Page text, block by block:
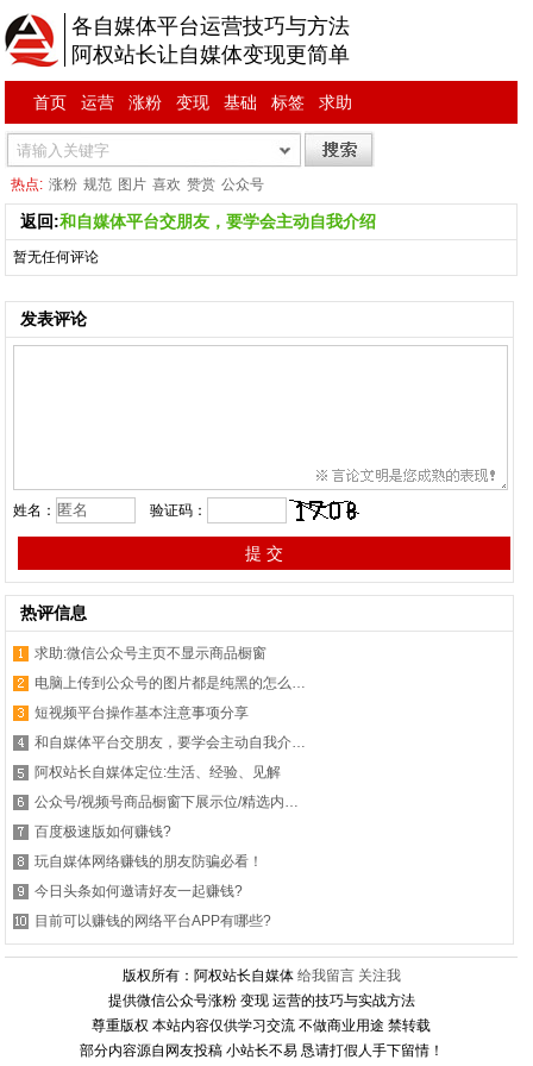
各自媒体平台运营技巧与方法
阿权站长让自媒体变现更简单
首页 运营 涨粉 变现 基础 标签 求助
热点: 涨粉 规范 图片 喜欢 赞赏 公众号
返回:和自媒体平台交朋友，要学会主动自我介绍
暂无任何评论
发表评论
姓名： 验证码：
热评信息
求助:微信公众号主页不显示商品橱窗
电脑上传到公众号的图片都是纯黑的怎么…
短视频平台操作基本注意事项分享
和自媒体平台交朋友，要学会主动自我介…
阿权站长自媒体定位:生活、经验、见解
公众号/视频号商品橱窗下展示位/精选内…
百度极速版如何赚钱?
玩自媒体网络赚钱的朋友防骗必看！
今日头条如何邀请好友一起赚钱?
目前可以赚钱的网络平台APP有哪些?
版权所有：阿权站长自媒体 给我留言 关注我
提供微信公众号涨粉 变现 运营的技巧与实战方法
尊重版权 本站内容仅供学习交流 不做商业用途 禁转载
部分内容源自网友投稿 小站长不易 恳请打假人手下留情！